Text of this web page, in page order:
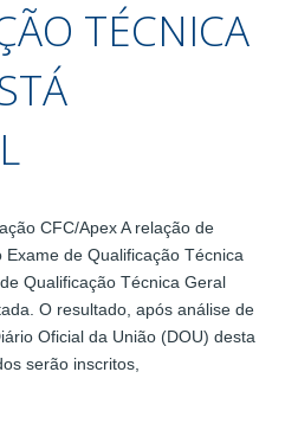
TÉCNICA
CFC/Apex A relação de
de Qualificação Técnica
Qualificação Técnica Geral
O resultado, após análise de
Oficial da União (DOU) desta
serão inscritos,